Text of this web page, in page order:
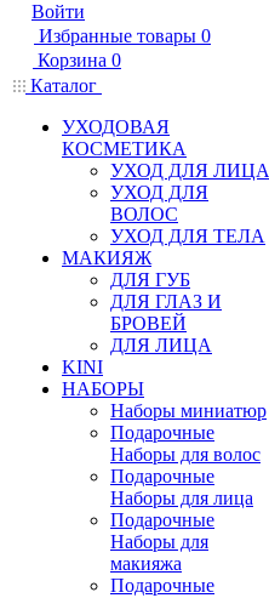
Войти
Избранные товары 0
Корзина 0
Каталог
УХОДОВАЯ
КОСМЕТИКА
УХОД ДЛЯ ЛИЦА
УХОД ДЛЯ
ВОЛОС
УХОД ДЛЯ ТЕЛА
МАКИЯЖ
ДЛЯ ГУБ
ДЛЯ ГЛАЗ И
БРОВЕЙ
ДЛЯ ЛИЦА
KINI
НАБОРЫ
Наборы миниатюр
Подарочные
Наборы для волос
Подарочные
Наборы для лица
Подарочные
Наборы для
макияжа
Подарочные